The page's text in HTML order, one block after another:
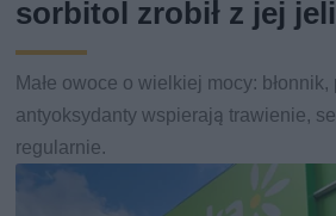
sorbitol zrobił z jej
Małe owoce o wielkiej mocy:
antyoksydanty wspierają trawienie,
regularnie.